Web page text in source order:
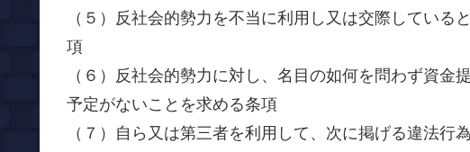
（５）反社会的勢力を不当に利用し又は交際している
項
（６）反社会的勢力に対し、名目の如何を問わず資金
予定がないことを求める条項
（７）自ら又は第三者を利用して、次に掲げる違法行